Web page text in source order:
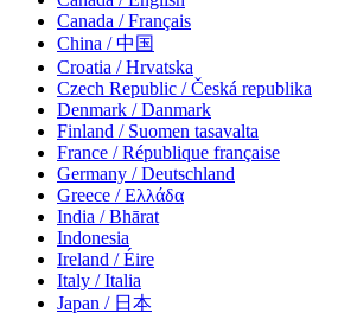
Canada / Français
China / 中国
Croatia / Hrvatska
Czech Republic / Česká republika
Denmark / Danmark
Finland / Suomen tasavalta
France / République française
Germany / Deutschland
Greece / Ελλάδα
India / Bhārat
Indonesia
Ireland / Éire
Italy / Italia
Japan / 日本